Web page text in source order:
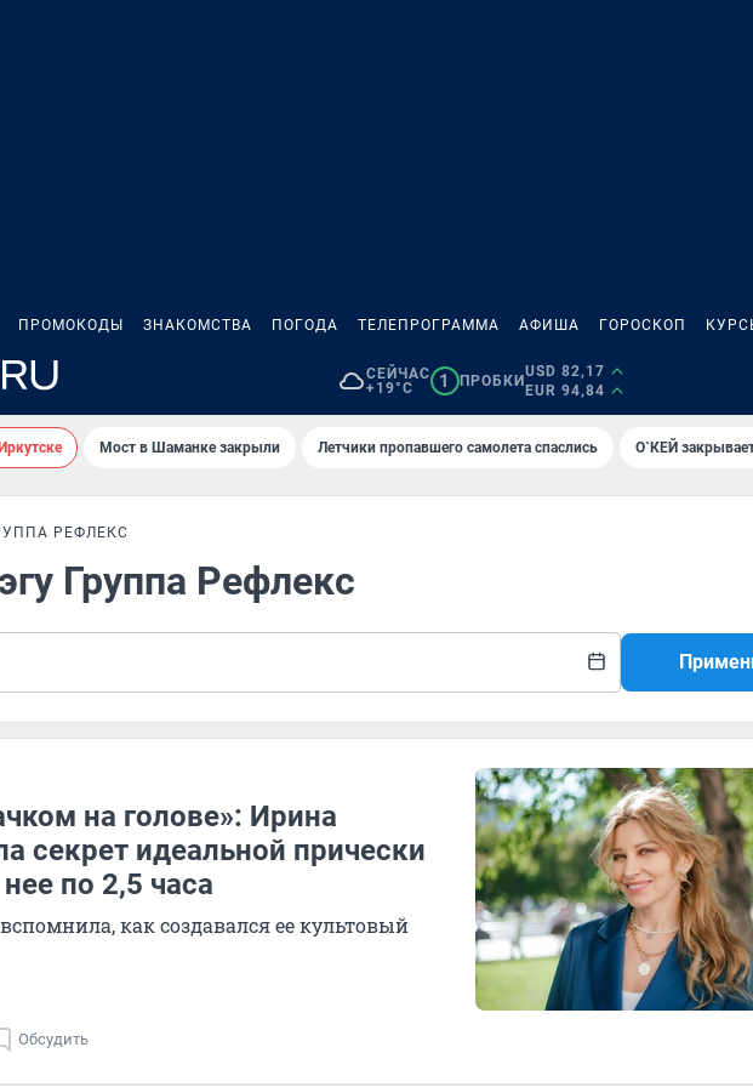
ПРОМОКОДЫ ЗНАКОМСТВА ПОГОДА ТЕЛЕПРОГРАММА АФИША ГОРОСКОП
СЕЙЧАС
+19°C
1 ПРОБКИ
USD 82,17
EUR 94,84
Мост в Шаманке закрыли Летчики пропавшего самолета спаслись О`КЕЙ
РЕФЛЕКС
Группа Рефлекс
на голове»: Ирина
секрет идеальной прически
по 2,5 часа
как создавался ее культовый
Обсудить